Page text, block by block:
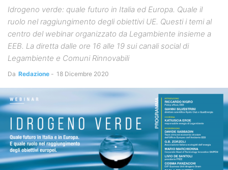
Idrogeno verde: quale futuro in Italia ed Europa. Quale il
ruolo nel raggiungimento degli obiettivi UE. Questi i temi al
centro del webinar organizzato da Legambiente insieme a
EEB. La diretta dalle ore 16 alle 19 sui canali social di
Legambiente e Comuni Rinnovabili
Da Redazione - 18 Dicembre 2020